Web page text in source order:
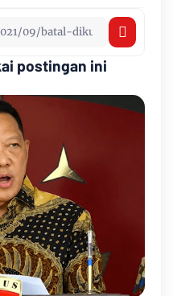
postingan ini